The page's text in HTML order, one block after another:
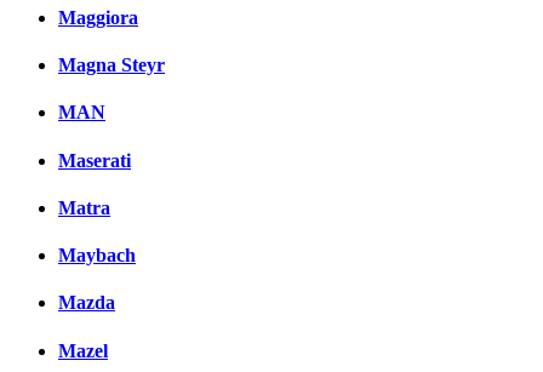
Maggiora
Magna Steyr
MAN
Maserati
Matra
Maybach
Mazda
Mazel